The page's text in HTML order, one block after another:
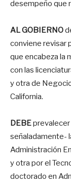
desempeño que
AL GOBIERNO
conviene revisar
que encabeza la
con las
y otra de
California.
DEBEprevalecer
señaladamente-
Administración
y otra por el
doctorado en